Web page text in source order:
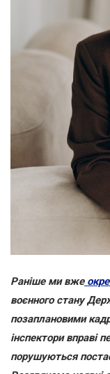
Раніше ми вже
воєнного стану
позаплановими
інспектори вправі
порушуються